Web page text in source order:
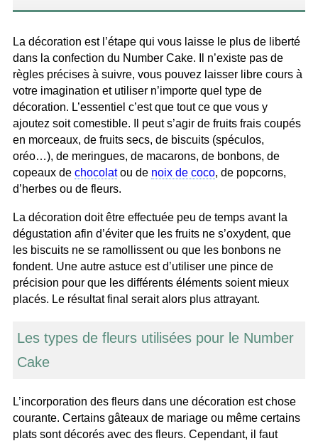
La décoration est l’étape qui vous laisse le plus de liberté
dans la confection du Number Cake. Il n’existe pas de
règles précises à suivre, vous pouvez laisser libre cours à
votre imagination et utiliser n’importe quel type de
décoration. L’essentiel c’est que tout ce que vous y
ajoutez soit comestible. Il peut s’agir de fruits frais coupés
en morceaux, de fruits secs, de biscuits (spéculos,
oréo…), de meringues, de macarons, de bonbons, de
copeaux de chocolatou de noix de coco, de popcorns,
d’herbes ou de fleurs.
La décoration doit être effectuée peu de temps avant la
dégustation afin d’éviter que les fruits ne s’oxydent, que
les biscuits ne se ramollissent ou que les bonbons ne
fondent. Une autre astuce est d’utiliser une pince de
précision pour que les différents éléments soient mieux
placés. Le résultat final serait alors plus attrayant.
Les types de fleurs utilisées pour le Number
Cake
L’incorporation des fleurs dans une décoration est chose
courante. Certains gâteaux de mariage ou même certains
plats sont décorés avec des fleurs. Cependant, il faut